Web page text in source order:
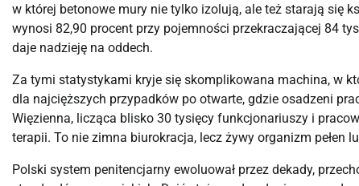
w której betonowe mury nie tylko izolują, ale też starają się
wynosi 82,90 procent przy pojemności przekraczającej 84
daje nadzieję na oddech.
Za tymi statystykami kryje się skomplikowana machina, w
dla najcięższych przypadków po otwarte, gdzie osadzeni
Więzienna, licząca blisko 30 tysięcy funkcjonariuszy i
terapii. To nie zimna biurokracja, lecz żywy organizm pełen
Polski system penitencjarny ewoluował przez dekady,